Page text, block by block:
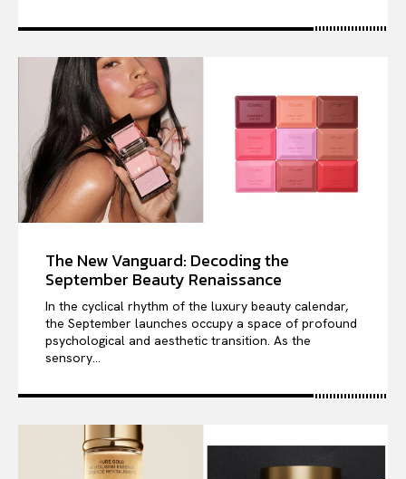
The New Vanguard: Decoding the
September Beauty Renaissance
In the cyclical rhythm of the luxury beauty calendar,
the September launches occupy a space of profound
psychological and aesthetic transition. As the
sensory...